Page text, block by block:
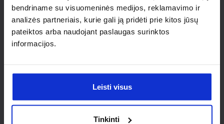
bendriname su visuomeninės medijos, reklamavimo ir
analizės partneriais, kurie gali ją pridėti prie kitos jūsų
pateiktos arba naudojant paslaugas surinktos
informacijos.
Leisti visus
Tinkinti
nestandartinio produkto aptarimo.
Susisiekti